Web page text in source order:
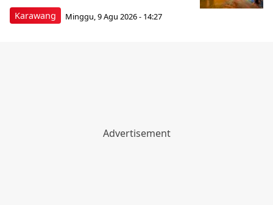
Karawang Minggu, 9 Agu 2026 - 14:27